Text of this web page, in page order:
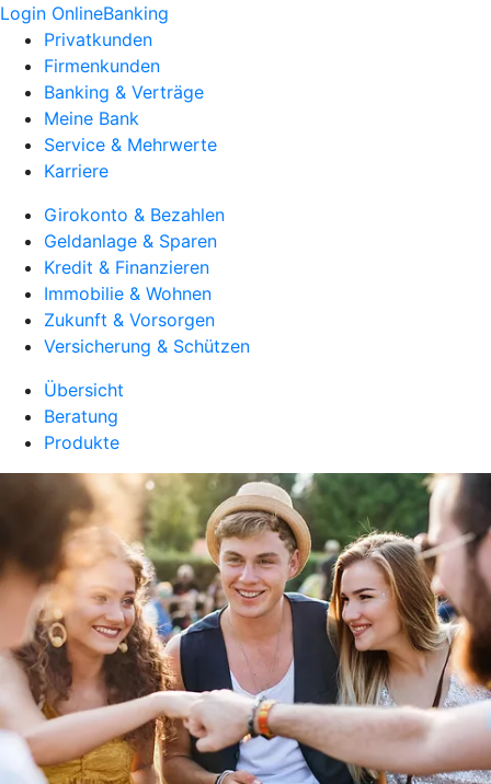
Login OnlineBanking
Privatkunden
Firmenkunden
Banking & Verträge
Meine Bank
Service & Mehrwerte
Karriere
Girokonto & Bezahlen
Geldanlage & Sparen
Kredit & Finanzieren
Immobilie & Wohnen
Zukunft & Vorsorgen
Versicherung & Schützen
Übersicht
Beratung
Produkte